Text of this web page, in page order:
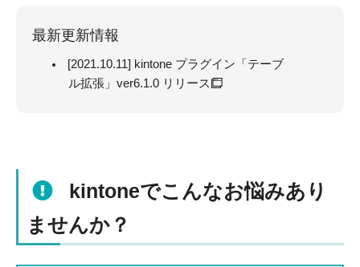
最新更新情報
[2021.10.11] kintone プラグイン「テーブ
ル拡張」ver6.1.0 リリース
kintoneでこんなお悩みあり
ませんか？